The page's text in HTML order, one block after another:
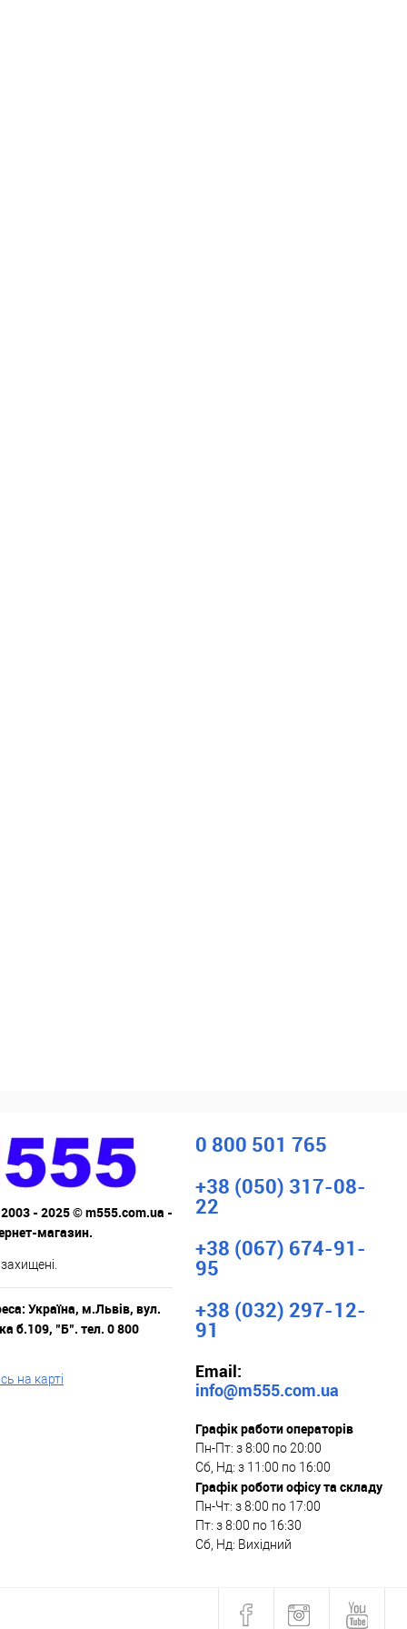
- 2025 © m555.com.ua -
магазин.
Україна, м.Львів, вул.
б.109, "Б". тел. 0 800
на карті
0 800 501 765
+38 (050) 317-08-
22
+38 (067) 674-91-
95
+38 (032) 297-12-
91
Email:
info@m555.com.ua
Графік работи операторів
Пн-Пт: з 8:00 по 20:00
Сб, Нд: з 11:00 по 16:00
Графік роботи офісу та складу
Пн-Чт: з 8:00 по 17:00
Пт: з 8:00 по 16:30
Сб, Нд: Вихідний